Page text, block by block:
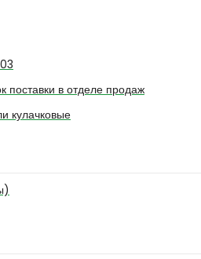
поставки в отделе продаж
кулачковые